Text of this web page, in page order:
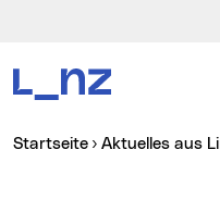
Sie sind hier:
Startseite Aktuelles aus